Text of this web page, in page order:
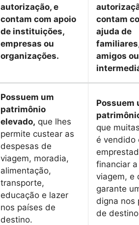
autorização, e
contam com apoio
de instituições,
empresas ou
organizações.
contam
ajuda de
amigos ou
Possuem um
patrimônio
elevado, que lhes
permite custear as
despesas de
viagem, moradia,
alimentação,
transporte,
educação e lazer
nos países de
destino.
Possuem
que
é vendido
financiar a
viagem, e
garante
digna nos
de